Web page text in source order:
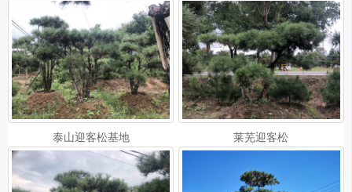
泰山迎客松基地 莱芜迎客松